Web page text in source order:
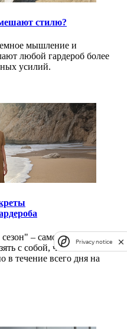
стилю?
мышление и
любой гардероб более
усилий.
– самое время
с собой, чтобы
в течение всего дня на
Privacy notice